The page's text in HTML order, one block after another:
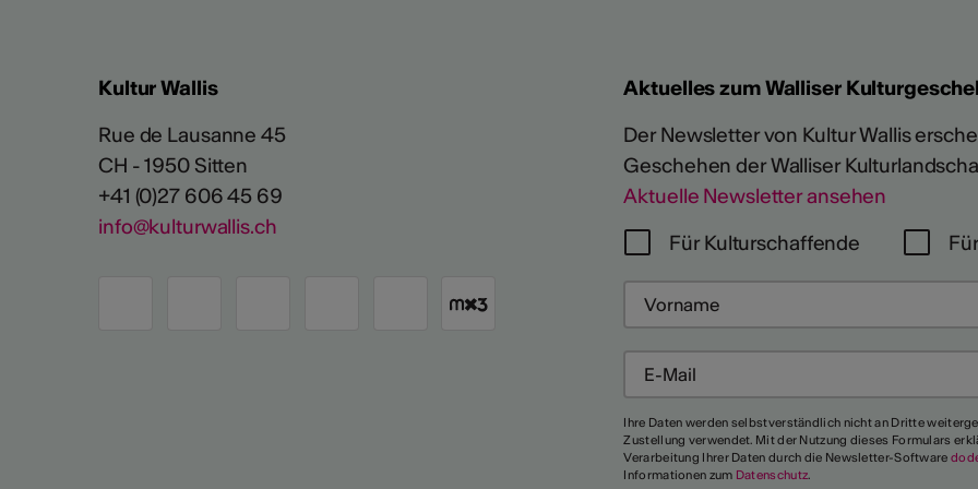
Kultur Wallis
Rue de Lausanne 45
CH - 1950 Sitten
+41 (0)27 606 45 69
info@kulturwallis.ch
Aktuelles zum Walliser
Der Newsletter von Kultur Wallis
Geschehen der Walliser
Aktuelle Newsletter ansehen
Für Kulturschaffende
Ihre Daten werden selbstverständlich nicht an Dritte
Zustellung verwendet. Mit der Nutzung dieses Formulars
Verarbeitung Ihrer Daten durch die Newsletter-Software
Informationen zum Datenschutz.